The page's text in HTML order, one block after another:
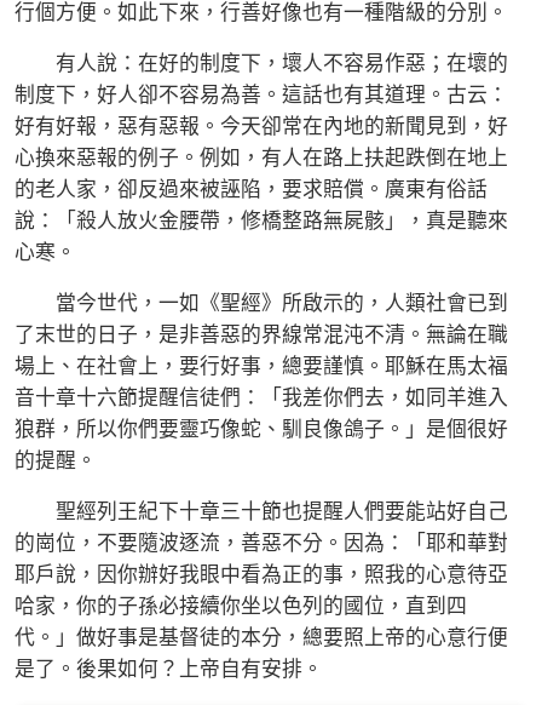
行個方便。如此下來，行善好像也有一種階級的分別。
有人說：在好的制度下，壞人不容易作惡；在壞的
制度下，好人卻不容易為善。這話也有其道理。古云：
好有好報，惡有惡報。今天卻常在內地的新聞見到，好
心換來惡報的例子。例如，有人在路上扶起跌倒在地上
的老人家，卻反過來被誣陷，要求賠償。廣東有俗話
說：「殺人放火金腰帶，修橋整路無屍骸」，真是聽來
心寒。
當今世代，一如《聖經》所啟示的，人類社會已到
了末世的日子，是非善惡的界線常混沌不清。無論在職
場上、在社會上，要行好事，總要謹慎。耶穌在馬太福
音十章十六節提醒信徒們：「我差你們去，如同羊進入
狼群，所以你們要靈巧像蛇、馴良像鴿子。」是個很好
的提醒。
聖經列王紀下十章三十節也提醒人們要能站好自己
的崗位，不要隨波逐流，善惡不分。因為：「耶和華對
耶戶說，因你辦好我眼中看為正的事，照我的心意待亞
哈家，你的子孫必接續你坐以色列的國位，直到四
代。」做好事是基督徒的本分，總要照上帝的心意行便
是了。後果如何？上帝自有安排。